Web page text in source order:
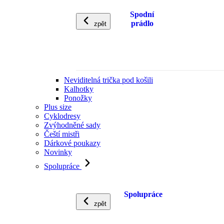
zpět
Spodní
prádlo
Neviditelná trička pod košili
Kalhotky
Ponožky
Plus size
Cyklodresy
Zvýhodněné sady
Čeští mistři
Dárkové poukazy
Novinky
Spolupráce
zpět
Spolupráce